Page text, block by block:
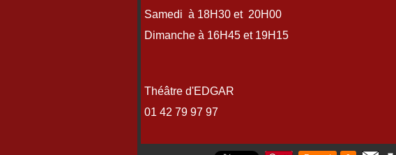
Samedi à 18H30 et 20H00
Dimanche à 16H45 et 19H15
Théâtre d'EDGAR
01 42 79 97 97